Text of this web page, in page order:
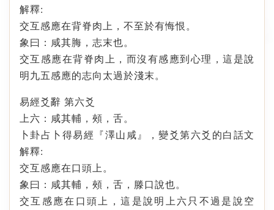
解釋:
交互感應在背脊肉上，不至於有悔恨。
象曰：咸其脢，志末也。
交互感應在背脊肉上，而沒有感應到心理，這是說
明九五感應的志向太過於淺末。
易經爻辭 第六爻
上六：咸其輔，頰，舌。
卜卦占卜得易經『澤山咸』，變爻第六爻的白話文
解釋:
交互感應在口頭上。
象曰：咸其輔，頰，舌，滕口說也。
交互感應在口頭上，這是說明上六只不過是說空